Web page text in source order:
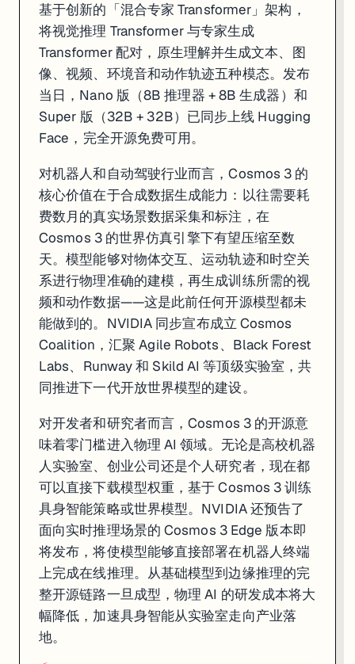
来源: MiniMax Blog·MarkTechPost·VentureBeat
3. Anthropic 签约 SpaceX Colossus 1，22
: Anthropic 宣布租用 SpaceX Colossus 1 数据中心全部产能
就在秘密申请 IPO 后不到一周，Anthropic 再次以一笔巨型算力交易
这笔 SpaceX 交易是 Anthropic 近期密集披露的算力版图中落地最快
对 Claude 用户而言，这次算力扩容的效果立竿见影：翻倍的速率上限
来源:Anthropic·Engadget·MindStudio
4. Project Glasswing 扩至 150 组织 15 国，
基于创新的「混合专家 Transformer」架构，
将视觉推理 Transformer 与专家生成
Transformer 配对，原生理解并生成文本、图
像、视频、环境音和动作轨迹五种模态。发布
当日，Nano 版（8B 推理器 + 8B 生成器）和
Super 版（32B + 32B）已同步上线 Hugging
Face，完全开源免费可用。
对机器人和自动驾驶行业而言，Cosmos 3 的
核心价值在于合成数据生成能力：以往需要耗
费数月的真实场景数据采集和标注，在
Cosmos 3 的世界仿真引擎下有望压缩至数
天。模型能够对物体交互、运动轨迹和时空关
系进行物理准确的建模，再生成训练所需的视
频和动作数据——这是此前任何开源模型都未
能做到的。NVIDIA 同步宣布成立 Cosmos
Coalition，汇聚 Agile Robots、Black Forest
Labs、Runway 和 Skild AI 等顶级实验室，共
同推进下一代开放世界模型的建设。
对开发者和研究者而言，Cosmos 3 的开源意
味着零门槛进入物理 AI 领域。无论是高校机器
人实验室、创业公司还是个人研究者，现在都
可以直接下载模型权重，基于 Cosmos 3 训练
具身智能策略或世界模型。NVIDIA 还预告了
面向实时推理场景的 Cosmos 3 Edge 版本即
将发布，将使模型能够直接部署在机器人终端
上完成在线推理。从基础模型到边缘推理的完
整开源链路一旦成型，物理 AI 的研发成本将大
幅降低，加速具身智能从实验室走向产业落
地。